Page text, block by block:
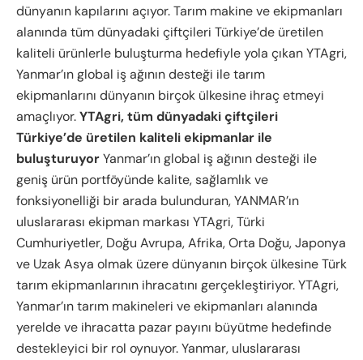
dünyanın kapılarını açıyor. Tarım makine ve ekipmanları
alanında tüm dünyadaki çiftçileri Türkiye’de üretilen
kaliteli ürünlerle buluşturma hedefiyle yola çıkan YTAgri,
Yanmar’ın global iş ağının desteği ile tarım
ekipmanlarını dünyanın birçok ülkesine ihraç etmeyi
amaçlıyor.YTAgri, tüm dünyadaki çiftçileri
Türkiye’de üretilen kaliteli ekipmanlar ile
buluşturuyorYanmar’ın global iş ağının desteği ile
geniş ürün portföyünde kalite, sağlamlık ve
fonksiyonelliği bir arada bulunduran, YANMAR’ın
uluslararası ekipman markası YTAgri, Türki
Cumhuriyetler, Doğu Avrupa, Afrika, Orta Doğu, Japonya
ve Uzak Asya olmak üzere dünyanın birçok ülkesine Türk
tarım ekipmanlarının ihracatını gerçekleştiriyor. YTAgri,
Yanmar’ın tarım makineleri ve ekipmanları alanında
yerelde ve ihracatta pazar payını büyütme hedefinde
destekleyici bir rol oynuyor. Yanmar, uluslararası